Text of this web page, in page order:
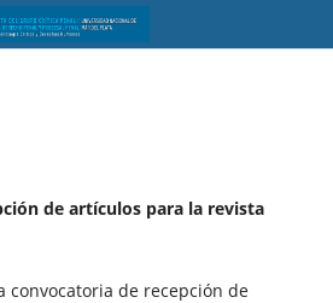
de artículos para la revista
convocatoria de recepción de